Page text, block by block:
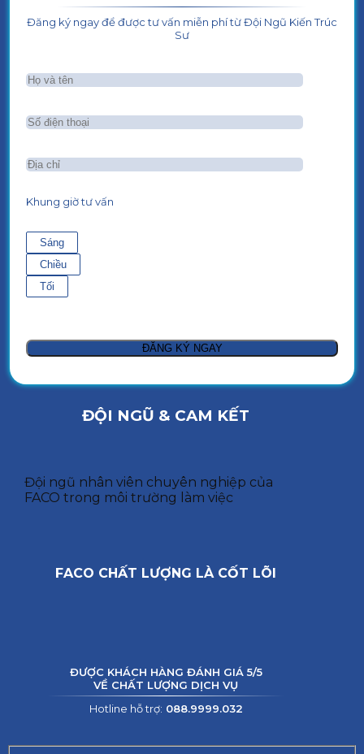
Đăng ký ngay để được tư vấn miễn phí từ Đội Ngũ Kiến Trúc
Sư
Khung giờ tư vấn
Sáng
Chiều
Tối
ĐỘI NGŨ & CAM KẾT
Đội ngũ nhân viên chuyên nghiệp của
FACO trong môi trường làm việc
FACO CHẤT LƯỢNG LÀ CỐT LÕI
ĐƯỢC KHÁCH HÀNG ĐÁNH GIÁ 5/5
VỀ CHẤT LƯỢNG DỊCH VỤ
Hotline hỗ trợ: 088.9999.032